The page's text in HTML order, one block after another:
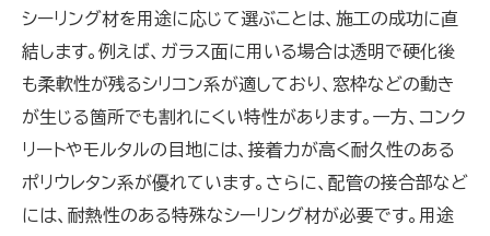
シーリング材を用途に応じて選ぶことは、施工の成功に直
結します。例えば、ガラス面に用いる場合は透明で硬化後
も柔軟性が残るシリコン系が適しており、窓枠などの動き
が生じる箇所でも割れにくい特性があります。一方、コンク
リートやモルタルの目地には、接着力が高く耐久性のある
ポリウレタン系が優れています。さらに、配管の接合部など
には、耐熱性のある特殊なシーリング材が必要です。用途